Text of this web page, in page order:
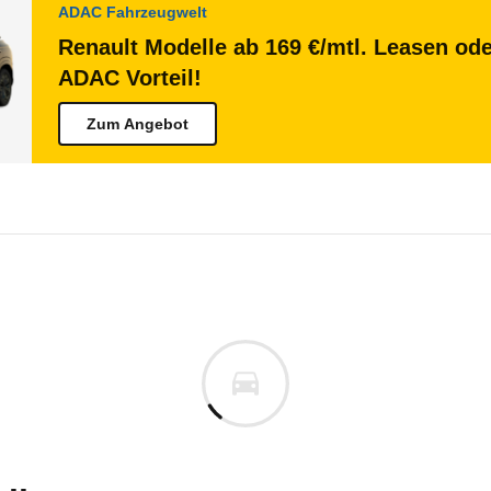
ADAC Fahrzeugwelt
Renault Modelle ab 169 €/mtl. Leasen
ADAC Vorteil!
Zum Angebot
Lassen Sie uns gerne wissen, wenn Sie